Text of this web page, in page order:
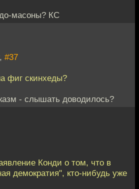
масоны? КС
#37
фиг скинхеды?
- слышать доводилось?
Конди о том, что в
демократия", кто-нибудь уже